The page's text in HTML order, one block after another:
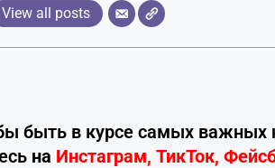
View all posts
быть в курсе самых важных
на Инстаграм, ТикТок,